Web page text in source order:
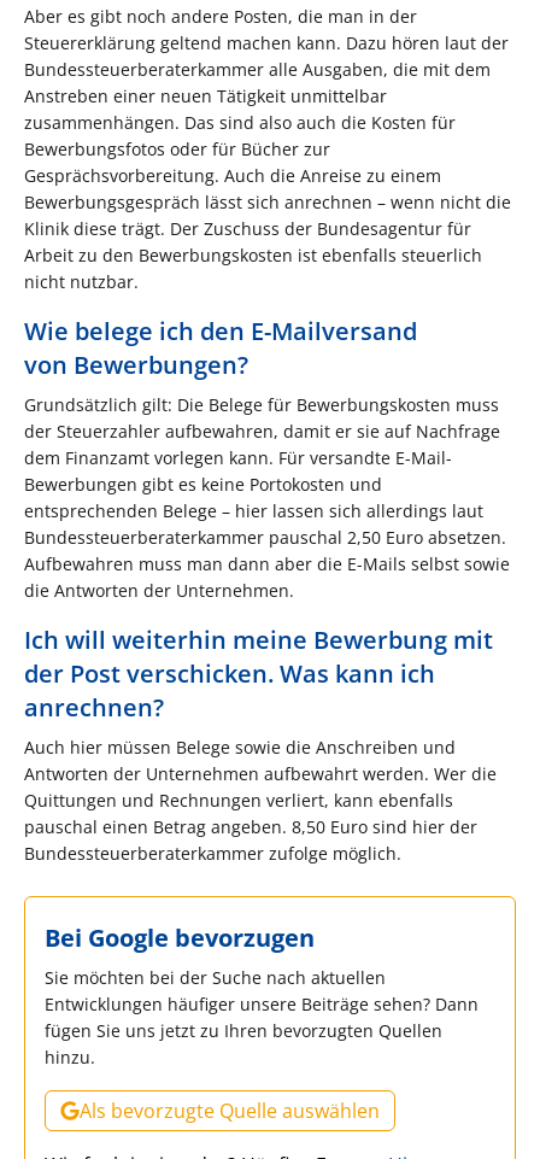
Aber es gibt noch andere Posten, die man in der
Steuererklärung geltend machen kann. Dazu hören laut der
Bundessteuerberaterkammer alle Ausgaben, die mit dem
Anstreben einer neuen Tätigkeit unmittelbar
zusammenhängen. Das sind also auch die Kosten für
Bewerbungsfotos oder für Bücher zur
Gesprächsvorbereitung. Auch die Anreise zu einem
Bewerbungsgespräch lässt sich anrechnen – wenn nicht die
Klinik diese trägt. Der Zuschuss der Bundesagentur für
Arbeit zu den Bewerbungskosten ist ebenfalls steuerlich
nicht nutzbar.
Wie belege ich den E-Mailversand
von Bewerbungen?
Grundsätzlich gilt: Die Belege für Bewerbungskosten muss
der Steuerzahler aufbewahren, damit er sie auf Nachfrage
dem Finanzamt vorlegen kann. Für versandte E-Mail-
Bewerbungen gibt es keine Portokosten und
entsprechenden Belege – hier lassen sich allerdings laut
Bundessteuerberaterkammer pauschal 2,50 Euro absetzen.
Aufbewahren muss man dann aber die E-Mails selbst sowie
die Antworten der Unternehmen.
Ich will weiterhin meine Bewerbung mit
der Post verschicken. Was kann ich
anrechnen?
Auch hier müssen Belege sowie die Anschreiben und
Antworten der Unternehmen aufbewahrt werden. Wer die
Quittungen und Rechnungen verliert, kann ebenfalls
pauschal einen Betrag angeben. 8,50 Euro sind hier der
Bundessteuerberaterkammer zufolge möglich.
Bei Google bevorzugen
Sie möchten bei der Suche nach aktuellen
Entwicklungen häufiger unsere Beiträge sehen? Dann
fügen Sie uns jetzt zu Ihren bevorzugten Quellen
hinzu.
Als bevorzugte Quelle auswählen